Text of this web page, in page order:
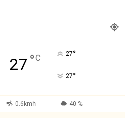
27 °C 27°
27°
0.6kmh 40 %